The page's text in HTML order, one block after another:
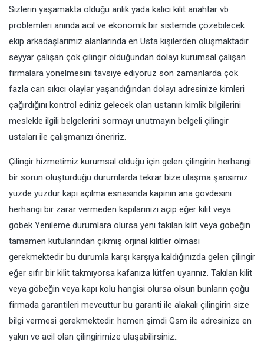
Sizlerin yaşamakta olduğu anlık yada kalıcı kilit anahtar vb
problemleri anında acil ve ekonomik bir sistemde çözebilecek
ekip arkadaşlarımız alanlarında en Usta kişilerden oluşmaktadır
seyyar çalışan çok çilingir olduğundan dolayı kurumsal çalışan
firmalara yönelmesini tavsiye ediyoruz son zamanlarda çok
fazla can sıkıcı olaylar yaşandığından dolayı adresinize kimleri
çağırdığını kontrol ediniz gelecek olan ustanın kimlik bilgilerini
meslekle ilgili belgelerini sormayı unutmayın belgeli çilingir
ustaları ile çalışmanızı öneririz.
Çilingir hizmetimiz kurumsal olduğu için gelen çilingirin herhangi
bir sorun oluşturduğu durumlarda tekrar bize ulaşma şansımız
yüzde yüzdür kapı açılma esnasında kapının ana gövdesini
herhangi bir zarar vermeden kapılarınızı açıp eğer kilit veya
göbek Yenileme durumlara olursa yeni takılan kilit veya göbeğin
tamamen kutularından çıkmış orjinal kilitler olması
gerekmektedir bu durumla karşı karşıya kaldığınızda gelen çilingir
eğer sıfır bir kilit takmıyorsa kafanıza lütfen uyarınız. Takılan kilit
veya göbeğin veya kapı kolu hangisi olursa olsun bunların çoğu
firmada garantileri mevcuttur bu garanti ile alakalı çilingirin size
bilgi vermesi gerekmektedir. hemen şimdi Gsm ile adresinize en
yakın ve acil olan çilingirimize ulaşabilirsiniz..